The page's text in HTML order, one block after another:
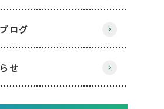
ログ
せ